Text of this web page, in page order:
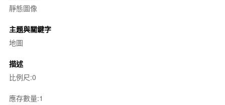
靜態圖像
主題與關鍵字
地圖
描述
比例尺:0
應存數量:1